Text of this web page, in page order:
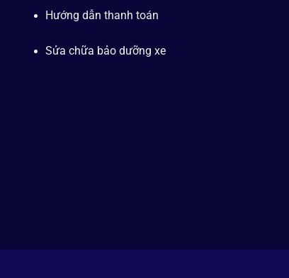
Hướng dẫn thanh toán
Sửa chữa bảo dưỡng xe